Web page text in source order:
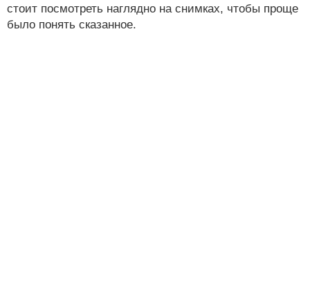
стоит посмотреть наглядно на снимках, чтобы проще
было понять сказанное.